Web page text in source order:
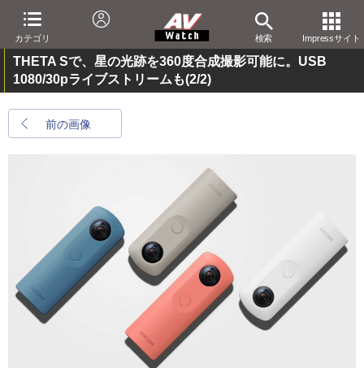
カテゴリ 検索 Impressサイト
THETA Sで、星の光跡を360度合成撮影可能に。USB
1080/30pライブストリームも(2/2)
前の画像